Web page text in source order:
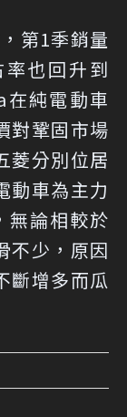
第1季銷量
也回升到
純電動車
對鞏固市場
菱分別位居
動車為主力
無論相較於
不少，原因
斷增多而瓜